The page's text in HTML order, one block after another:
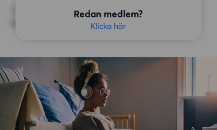
Redan medlem?
Klicka här
ÖVRIGA PREFERENSER
Inga speciella preferenser